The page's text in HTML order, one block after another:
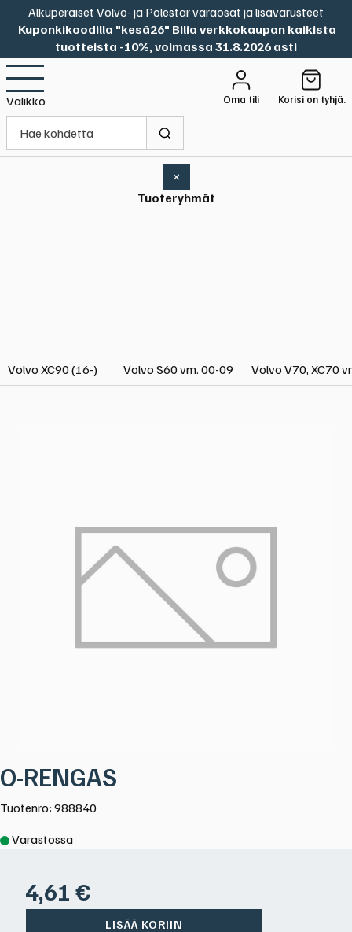
Alkuperäiset Volvo- ja Polestar varaosat ja lisävarusteet
Kuponkikoodilla "kesä26" Bilia verkkokaupan kaikista
tuotteista -10%, voimassa 31.8.2026 asti
Valikko Oma tili Korisi on tyhjä.
×
Tuoteryhmät
Volvo XC90 (16-) Volvo S60 vm. 00-09 Volvo V70, XC70
O-RENGAS
Tuotenro: 988840
Varastossa
4,61 €
LISÄÄ KORIIN